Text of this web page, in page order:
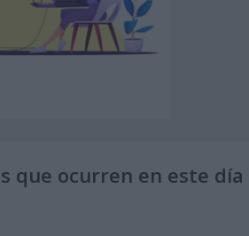
que ocurren en este día